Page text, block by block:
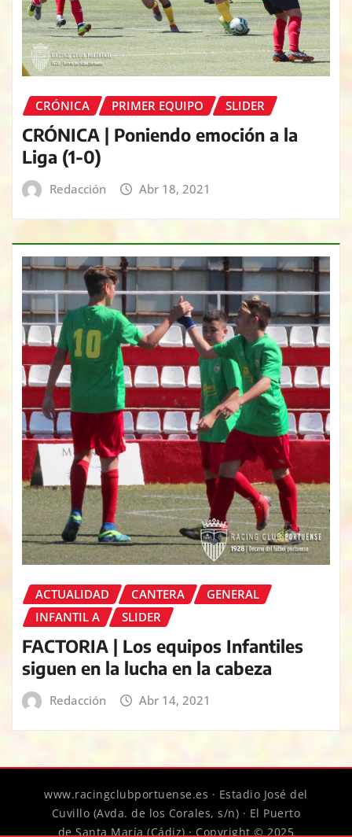
CRÓNICA PRIMER EQUIPO SLIDER
CRÓNICA | Poniendo emoción a la
Liga (1-0)
Redacción Abr 18, 2021
ACTUALIDAD CANTERA
GENERAL
INFANTIL A
SLIDER
FACTORIA | Los equipos Infantiles
siguen en la lucha en la cabeza
Redacción Abr 14, 2021
www.racingclubportuense.es · Estadio José del
Cuvillo (Avda. de los Corales, s/n) · El Puerto
de Santa María (Cádiz) · Copyright © 2025